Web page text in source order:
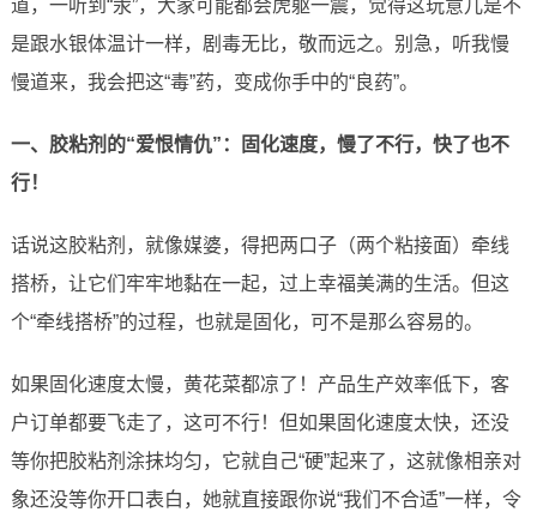
道，一听到“汞”，大家可能都会虎躯一震，觉得这玩意儿是不
是跟水银体温计一样，剧毒无比，敬而远之。别急，听我慢
慢道来，我会把这“毒”药，变成你手中的“良药”。
一、胶粘剂的“爱恨情仇”：固化速度，慢了不行，快了也不
行！
话说这胶粘剂，就像媒婆，得把两口子（两个粘接面）牵线
搭桥，让它们牢牢地黏在一起，过上幸福美满的生活。但这
个“牵线搭桥”的过程，也就是固化，可不是那么容易的。
如果固化速度太慢，黄花菜都凉了！产品生产效率低下，客
户订单都要飞走了，这可不行！但如果固化速度太快，还没
等你把胶粘剂涂抹均匀，它就自己“硬”起来了，这就像相亲对
象还没等你开口表白，她就直接跟你说“我们不合适”一样，令